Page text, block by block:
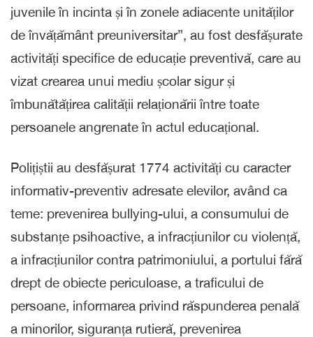
juvenile în incinta și în zonele adiacente unităților
de învățământ preuniversitar”, au fost desfășurate
activități specifice de educație preventivă, care au
vizat crearea unui mediu școlar sigur și
îmbunătățirea calității relaționării între toate
persoanele angrenate în actul educațional.
Polițiștii au desfășurat 1774 activități cu caracter
informativ-preventiv adresate elevilor, având ca
teme: prevenirea bullying-ului, a consumului de
substanțe psihoactive, a infracțiunilor cu violență,
a infracțiunilor contra patrimoniului, a portului fără
drept de obiecte periculoase, a traficului de
persoane, informarea privind răspunderea penală
a minorilor, siguranța rutieră, prevenirea